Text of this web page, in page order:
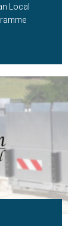
Local